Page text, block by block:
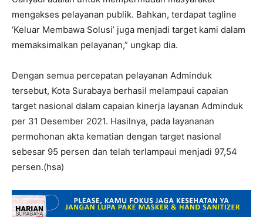
mengakses pelayanan publik. Bahkan, terdapat tagline
‘Keluar Membawa Solusi’ juga menjadi target kami dalam
memaksimalkan pelayanan,” ungkap dia.
Dengan semua percepatan pelayanan Adminduk
tersebut, Kota Surabaya berhasil melampaui capaian
target nasional dalam capaian kinerja layanan Adminduk
per 31 Desember 2021. Hasilnya, pada layananan
permohonan akta kematian dengan target nasional
sebesar 95 persen dan telah terlampaui menjadi 97,54
persen.(hsa)